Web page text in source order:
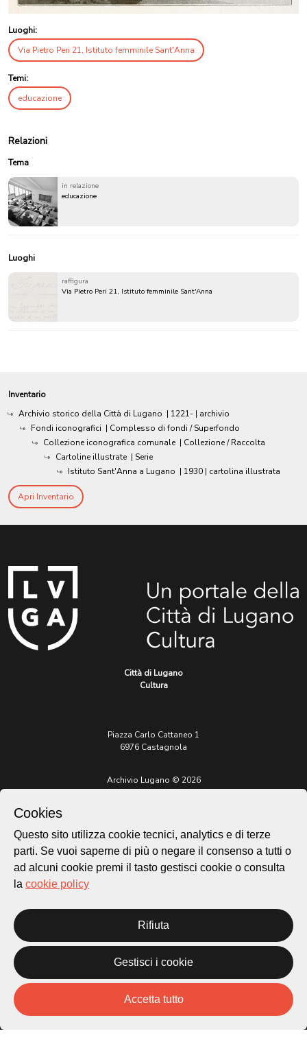
Luoghi:
Via Pietro Peri 21, Istituto femminile Sant'Anna
Temi:
educazione
Relazioni
Tema
in relazione
educazione
Luoghi
raffigura
Via Pietro Peri 21, Istituto femminile Sant'Anna
Inventario
Archivio storico della Città di Lugano | 1221- | archivio
Fondi iconografici | Complesso di fondi / Superfondo
Collezione iconografica comunale | Collezione / Raccolta
Cartoline illustrate | Serie
Istituto Sant'Anna a Lugano | 1930 | cartolina illustrata
Apri Inventario
Città di Lugano
Cultura
Piazza Carlo Cattaneo 1
6976 Castagnola
Archivio Lugano © 2026
Sito istituzionale:
lugano.ch
Privacy Policy
Credits
Homepage
Mappa
Storie
Novità
Cookies
Questo sito utilizza cookie tecnici, analytics e di terze
parti. Se vuoi saperne di più o negare il consenso a tutti o
ad alcuni cookie premi il tasto gestisci cookie o consulta
la cookie policy
Rifiuta
Gestisci i cookie
Accetta tutto